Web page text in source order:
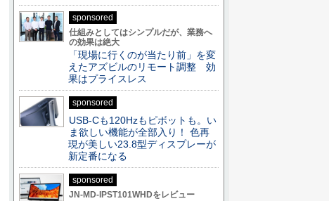
sponsored
仕組みとしてはシンプルだが、業務へ
の効果は絶大
「現場に行くのが当たり前」を変
えたアズビルのリモート調整 効
果はプライスレス
sponsored
USB-Cも120Hzもピボットも。い
ま欲しい機能が全部入り！ 色再
現が美しい23.8型ディスプレーが
新定番になる
sponsored
JN-MD-IPST101WHDをレビュー